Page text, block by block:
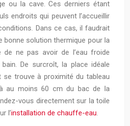
ou la cave. Ces derniers étant
endroits qui peuvent l’accueillir
Dans ce cas, il faudrait
bonne solution thermique pour la
de ne pas avoir de l’eau froide
De surcroît, la place idéale
se trouve à proximité du tableau
au moins 60 cm du bac de la
vous directement sur la toile
l’installation de chauffe-eau